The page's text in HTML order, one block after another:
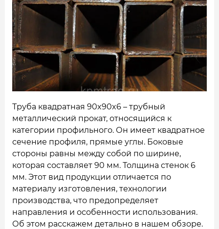
КАК МЫ РАБОТАЕМ
ДОСТАВКА И ОПЛАТА
НАШИ ОБЪЕКТЫ
ОТЗЫВЫ
О НАС
БЛОГ
Труба квадратная 90x90x6 – трубный
металлический прокат, относящийся к
категории профильного. Он имеет квадратное
сечение профиля, прямые углы. Боковые
стороны равны между собой по ширине,
которая составляет 90 мм. Толщина стенок 6
мм. Этот вид продукции отличается по
материалу изготовления, технологии
производства, что предопределяет
направления и особенности использования.
Об этом расскажем детально в нашем обзоре.